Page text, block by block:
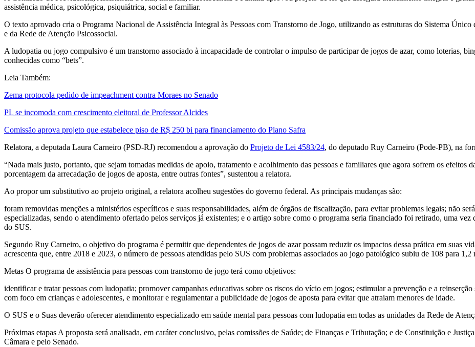
assistência médica, psicológica, psiquiátrica, social e familiar.
O texto aprovado cria o Programa Nacional de Assistência Integral às Pessoas com Transtorno de Jogo, utilizando as estruturas do Sistema
e da Rede de Atenção Psicossocial.
A ludopatia ou jogo compulsivo é um transtorno associado à incapacidade de controlar o impulso de participar de jogos de azar, como loterias,
conhecidas como “bets”.
Leia Também:
Zema protocola pedido de impeachment contra Moraes no Senado
PL se incomoda com crescimento eleitoral de Professor Alcides
Comissão aprova projeto que estabelece piso de R$ 250 bi para financiamento do Plano Safra
Relatora, a deputada Laura Carneiro (PSD-RJ) recomendou a aprovação do Projeto de Lei 4583/24, do deputado Ruy Carneiro (Pode-PB), na
“Nada mais justo, portanto, que sejam tomadas medidas de apoio, tratamento e acolhimento das pessoas e familiares que agora sofrem os efeitos
porcentagem da arrecadação de jogos de aposta, entre outras fontes”, sustentou a relatora.
Ao propor um substitutivo ao projeto original, a relatora acolheu sugestões do governo federal. As principais mudanças são:
foram removidas menções a ministérios específicos e suas responsabilidades, além de órgãos de fiscalização, para evitar problemas legais; não
especializadas, sendo o atendimento ofertado pelos serviços já existentes; e o artigo sobre como o programa seria financiado foi retirado, uma vez
do SUS.
Segundo Ruy Carneiro, o objetivo do programa é permitir que dependentes de jogos de azar possam reduzir os impactos dessa prática em suas
acrescenta que, entre 2018 e 2023, o número de pessoas atendidas pelo SUS com problemas associados ao jogo patológico subiu de 108 para 1,2
Metas O programa de assistência para pessoas com transtorno de jogo terá como objetivos:
identificar e tratar pessoas com ludopatia; promover campanhas educativas sobre os riscos do vício em jogos; estimular a prevenção e a
com foco em crianças e adolescentes, e monitorar e regulamentar a publicidade de jogos de aposta para evitar que atraiam menores de idade.
O SUS e o Suas deverão oferecer atendimento especializado em saúde mental para pessoas com ludopatia em todas as unidades da Rede de
Próximas etapas A proposta será analisada, em caráter conclusivo, pelas comissões de Saúde; de Finanças e Tributação; e de Constituição e
Câmara e pelo Senado.